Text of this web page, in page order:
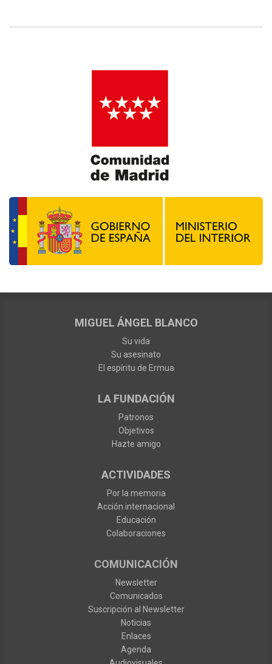
MIGUEL ÁNGEL BLANCO
Su vida
Su asesinato
El espíritu de Ermua
LA FUNDACIÓN
Patronos
Objetivos
Hazte amigo
ACTIVIDADES
Por la memoria
Acción internacional
Educación
Colaboraciones
COMUNICACIÓN
Newsletter
Comunicados
Suscripción al Newsletter
Noticias
Enlaces
Agenda